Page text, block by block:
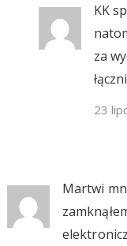
KK
za
23
Martwi